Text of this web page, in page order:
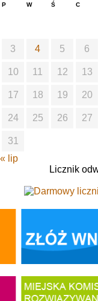
P W Ś C
3 4 5 6
10 11 12 13
17 18 19 20
24 25 26 27
31
« lip
Licznik